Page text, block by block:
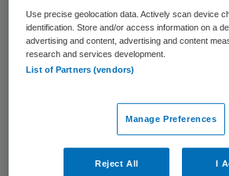
die mbo-studenten van
creëren we vernieuwing op
zegt Wilfred Juurlink, lid van
zorgpartners Talant, Meriant,
maken we ons dan ook graag
voldoende stages en
Use precise geolocation data. Actively scan device
identification. Store and/or access information on a
advertising and content, advertising and content
research and services development.
List of Partners (vendors)
Manage Preferences
Reject All I